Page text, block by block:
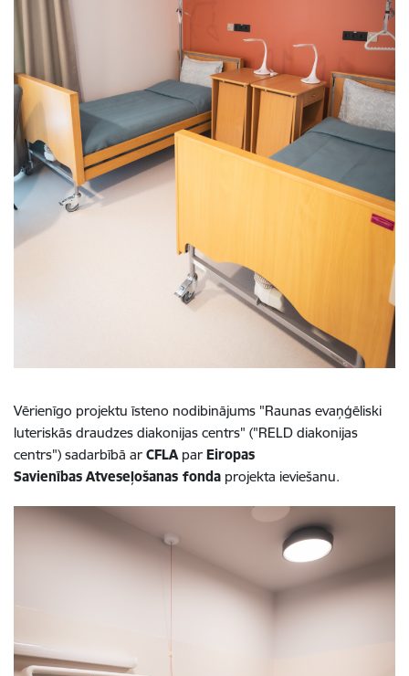
Vērienīgo projektu īsteno nodibinājums "Raunas evaņģēliski
luteriskās draudzes diakonijas centrs" ("RELD diakonijas
centrs") sadarbībā ar CFLA par Eiropas
Savienības Atveseļošanas fonda projekta ieviešanu.